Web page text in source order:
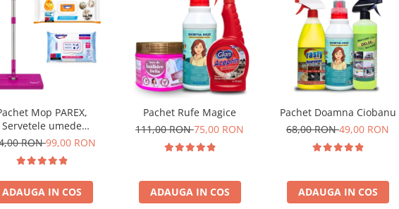
Mop PAREX,
Servetele umede
Antibacteriene si
RON99,00 RON
ADAUGA IN COS
Pachet Rufe Magice
111,00 RON75,00 RON
ADAUGA IN COS
Pachet Doamna Ciobanu
68,00 RON49,00 RON
ADAUGA IN COS